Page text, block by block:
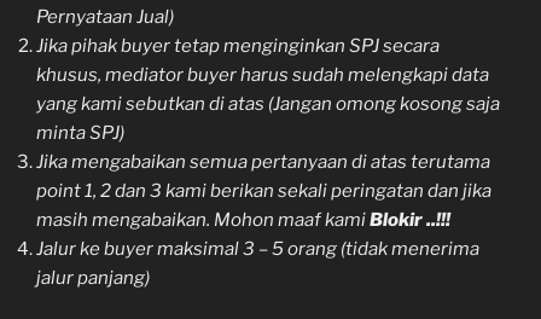
Pernyataan Jual)
Jika pihak buyer tetap menginginkan SPJ secara
khusus, mediator buyer harus sudah melengkapi data
yang kami sebutkan di atas (Jangan omong kosong saja
minta SPJ)
Jika mengabaikan semua pertanyaan di atas terutama
point 1, 2 dan 3 kami berikan sekali peringatan dan jika
masih mengabaikan. Mohon maaf kamiBlokir ..!!!
Jalur ke buyer maksimal 3 – 5 orang (tidak menerima
jalur panjang)